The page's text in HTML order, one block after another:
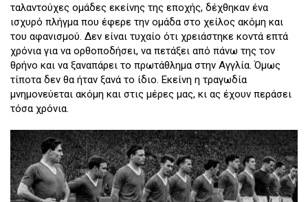
ταλαντούχες ομάδες εκείνης της εποχής, δέχθηκαν ένα
ισχυρό πλήγμα που έφερε την ομάδα στο χείλος ακόμη και
του αφανισμού. Δεν είναι τυχαίο ότι χρειάστηκε κοντά επτά
χρόνια για να ορθοποδήσει, να πετάξει από πάνω της τον
θρήνο και να ξαναπάρει το πρωτάθλημα στην Αγγλία. Όμως
τίποτα δεν θα ήταν ξανά το ίδιο. Εκείνη η τραγωδία
μνημονεύεται ακόμη και στις μέρες μας, κι ας έχουν περάσει
τόσα χρόνια.